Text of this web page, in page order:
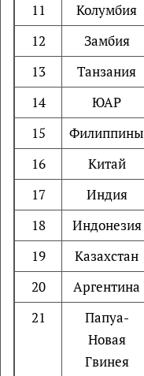
11
Колумбия
12
Замбия
13
Танзания
14
ЮАР
15
Филиппины
16
Китай
17
Индия
18
Индонезия
19
Казахстан
20
Аргентина
21
Папуа-
Новая
Гвинея